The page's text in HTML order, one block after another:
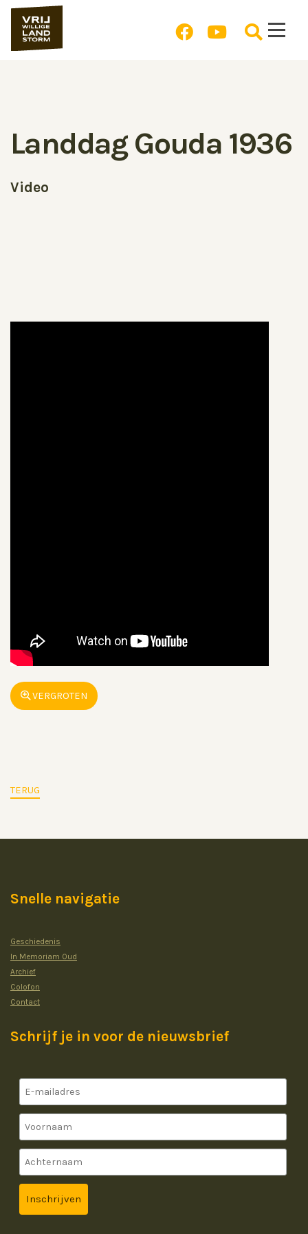
Landdag Gouda 1936
Video
VERGROTEN
TERUG
Snelle navigatie
Geschiedenis
In Memoriam Oud
Archief
Colofon
Contact
Schrijf je in voor de nieuwsbrief